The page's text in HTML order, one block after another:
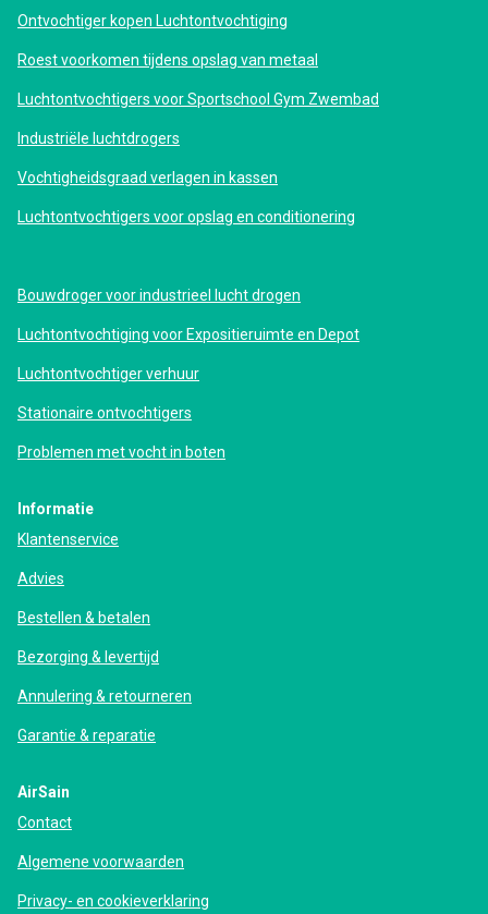
Ontvochtiger kopen Luchtontvochtiging
Roest voorkomen tijdens opslag van metaal
Luchtontvochtigers voor Sportschool Gym Zwembad
Industriële luchtdrogers
Vochtigheidsgraad verlagen in kassen
Luchtontvochtigers voor opslag en conditionering
Bouwdroger voor industrieel lucht drogen
Luchtontvochtiging voor Expositieruimte en Depot
Luchtontvochtiger verhuur
Stationaire ontvochtigers
Problemen met vocht in boten
Informatie
Klantenservice
Advies
Bestellen & betalen
Bezorging & levertijd
Annulering & retourneren
Garantie & reparatie
AirSain
Contact
Algemene voorwaarden
Privacy- en cookieverklaring